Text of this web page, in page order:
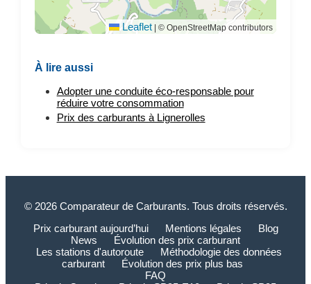
Leaflet | © OpenStreetMap contributors
À lire aussi
Adopter une conduite éco-responsable pour
réduire votre consommation
Prix des carburants à Lignerolles
© 2026 Comparateur de Carburants. Tous droits réservés.
Prix carburant aujourd’hui
Mentions légales
Blog
News
Évolution des prix carburant
Les stations d'autoroute
Méthodologie des données
carburant
Évolution des prix plus bas
FAQ